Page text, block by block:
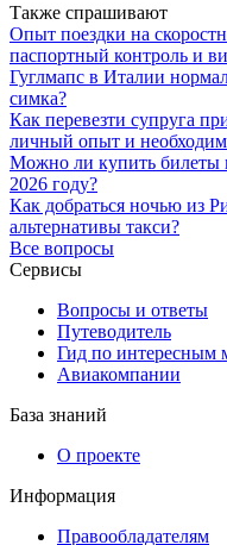
Также спрашивают
Опыт поездки на
паспортный контроль и
Гуглмапс в Италии
симка?
Как перевезти супруга
личный опыт и
Можно ли купить билеты
2026 году?
Как добраться ночью из
альтернативы такси?
Все вопросы
Сервисы
Вопросы и ответы
Путеводитель
Гид по интересным
Авиакомпании
База знаний
О проекте
Информация
Правообладателям